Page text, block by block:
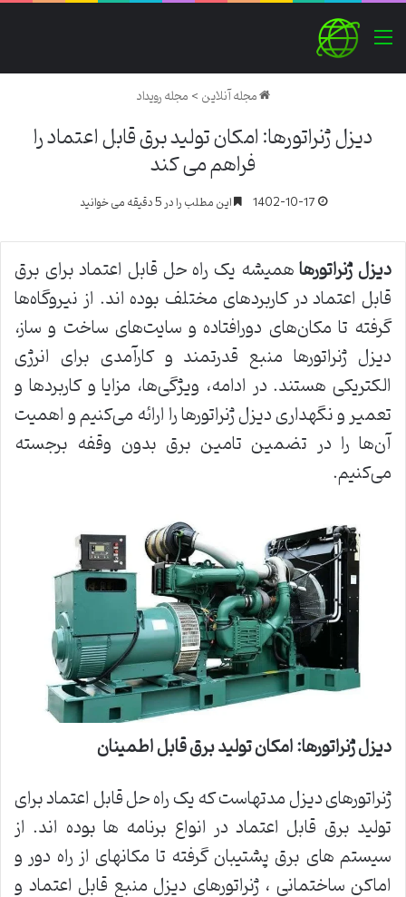
منو
مجله آنلاین>مجله رویداد
دیزل ژنراتورها: امکان تولید برق قابل اعتماد را
فراهم می کند
1402-10-17 این مطلب را در 5 دقیقه می خوانید
دیزل ژنراتورهاهمیشه یک راه حل قابل اعتماد برای برق
قابل اعتماد در کاربردهای مختلف بوده اند. از نیروگاه‌ها
گرفته تا مکان‌های دورافتاده و سایت‌های ساخت و ساز،
دیزل ژنراتورها منبع قدرتمند و کارآمدی برای انرژی
الکتریکی هستند. در ادامه، ویژگی‌ها، مزایا و کاربردها و
تعمیر و نگهداری دیزل ژنراتورها را ارائه می‌کنیم و اهمیت
آن‌ها را در تضمین تامین برق بدون وقفه برجسته
می‌کنیم.
دیزل ژنراتورها: امکان تولید برق قابل اطمینان
ژنراتورهای دیزل مدتهاست که یک راه حل قابل اعتماد برای
تولید برق قابل اعتماد در انواع برنامه ها بوده اند. از
سیستم های برق پشتیبان گرفته تا مکانهای از راه دور و
اماکن ساختمانی ، ژنراتورهای دیزل منبع قابل اعتماد و